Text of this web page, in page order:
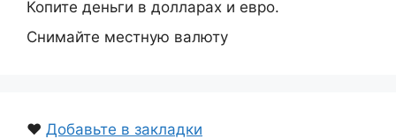
Копите деньги в долларах и евро.
Снимайте местную валюту
❤️ Добавьте в закладки